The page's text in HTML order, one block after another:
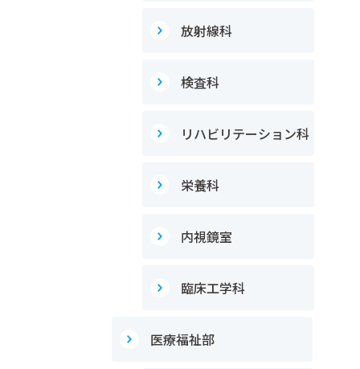
放射線科
検査科
リハビリテーション科
栄養科
内視鏡室
臨床工学科
医療福祉部